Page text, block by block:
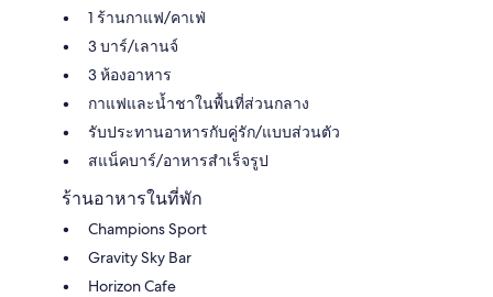
1 ร้านกาแฟ/คาเฟ่
3 บาร์/เลานจ์
3 ห้องอาหาร
กาแฟและน้ำชาในพื้นที่ส่วนกลาง
รับประทานอาหารกับคู่รัก/แบบส่วนตัว
สแน็คบาร์/อาหารสำเร็จรูป
ร้านอาหารในที่พัก
Champions Sport
Gravity Sky Bar
Horizon Cafe